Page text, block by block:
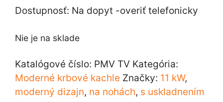
Dostupnosť: Na dopyt -overiť telefonicky
Nie je na sklade
Katalógové číslo: PMV TV Kategória:
Moderné krbové kachle Značky: 11 kW,
moderný dizajn, na nohách, s uskladnením